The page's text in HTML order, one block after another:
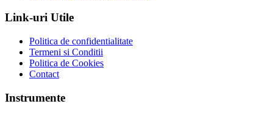
Link-uri Utile
Politica de confidentialitate
Termeni si Conditii
Politica de Cookies
Contact
Instrumente